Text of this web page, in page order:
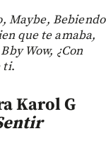
Maybe, Bebiendo
que te amaba,
Wow, ¿Con
ti.
Karol G